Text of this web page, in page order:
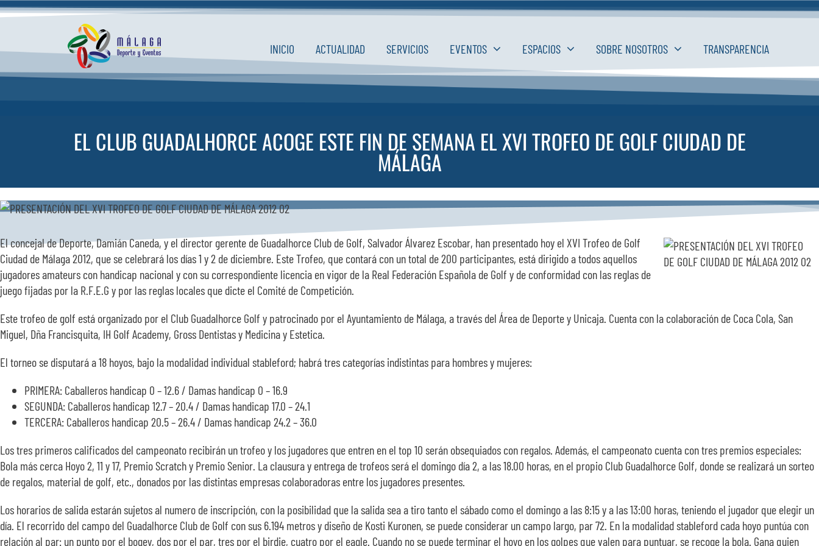
Saltar
INICIO ACTUALIDAD SERVICIOS EVENTOS ESPACIOS SOBRE NOSOTROS TRANSPARENCIA
EL CLUB GUADALHORCE ACOGE ESTE FIN DE SEMANA EL XVI TROFEO DE GOLF CIUDAD DE
MÁLAGA
El concejal de Deporte, Damián Caneda, y el director gerente de Guadalhorce Club de Golf, Salvador Álvarez Escobar, han presentado hoy el XVI Trofeo de Golf
Ciudad de Málaga 2012, que se celebrará los días 1 y 2 de diciembre. Este Trofeo, que contará con un total de 200 participantes, está dirigido a todos aquellos
jugadores amateurs con handicap nacional y con su correspondiente licencia en vigor de la Real Federación Española de Golf y de conformidad con las reglas de
juego fijadas por la R.F.E.G y por las reglas locales que dicte el Comité de Competición.
Este trofeo de golf está organizado por el Club Guadalhorce Golf y patrocinado por el Ayuntamiento de Málaga, a través del Área de Deporte y Unicaja. Cuenta con la colaboración de Coca Cola, San
Miguel, Dña Francisquita, IH Golf Academy, Gross Dentistas y Medicina y Estetica.
El torneo se disputará a 18 hoyos, bajo la modalidad individual stableford; habrá tres categorías indistintas para hombres y mujeres:
PRIMERA: Caballeros handicap 0 – 12.6 / Damas handicap 0 – 16.9
SEGUNDA: Caballeros handicap 12.7 – 20.4 / Damas handicap 17.0 – 24.1
TERCERA: Caballeros handicap 20.5 – 26.4 / Damas handicap 24.2 – 36.0
Los tres primeros calificados del campeonato recibirán un trofeo y los jugadores que entren en el top 10 serán obsequiados con regalos. Además, el campeonato cuenta con tres premios especiales:
Bola más cerca Hoyo 2, 11 y 17, Premio Scratch y Premio Senior. La clausura y entrega de trofeos será el domingo día 2, a las 18.00 horas, en el propio Club Guadalhorce Golf, donde se realizará un sorteo
de regalos, material de golf, etc., donados por las distintas empresas colaboradoras entre los jugadores presentes.
Los horarios de salida estarán sujetos al numero de inscripción, con la posibilidad que la salida sea a tiro tanto el sábado como el domingo a las 8:15 y a las 13:00 horas, teniendo el jugador que elegir un
día. El recorrido del campo del Guadalhorce Club de Golf con sus 6.194 metros y diseño de Kosti Kuronen, se puede considerar un campo largo, par 72. En la modalidad stableford cada hoyo puntúa con
relación al par: un punto por el bogey, dos por el par, tres por el birdie, cuatro por el eagle. Cuando no se puede terminar el hoyo en los golpes que valen para puntuar, se recoge la bola. Gana quien